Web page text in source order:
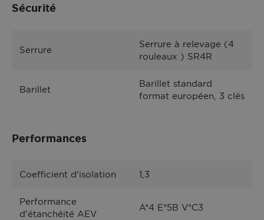
Sécurité
Serrure
Serrure à relevage (4
rouleaux ) SR4R
Barillet
Barillet standard
format européen, 3 clés
Performances
Coefficient d'isolation 1,3
Performance
d'étanchéité AEV
A*4 E*5B V*C3